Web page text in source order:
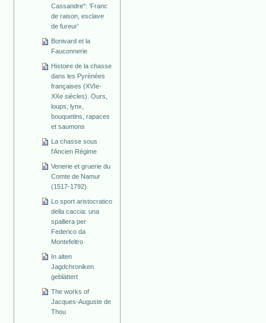
Cassandre": 'Franc
de raison, esclave
de fureur'
Bonivard et la
Fauconnerie
Histoire de la chasse
dans les Pyrénées
françaises (XVIe-
XXe siècles). Ours,
loups, lynx,
bouquetins, rapaces
et saumons
La chasse sous
l'Ancien Régime
Venerie et gruerie du
Comte de Namur
(1517-1792)
Lo sport aristocratico
della caccia: una
spalliera per
Federico da
Montefeltro
In alten
Jagdchroniken
geblättert
The works of
Jacques-Auguste de
Thou